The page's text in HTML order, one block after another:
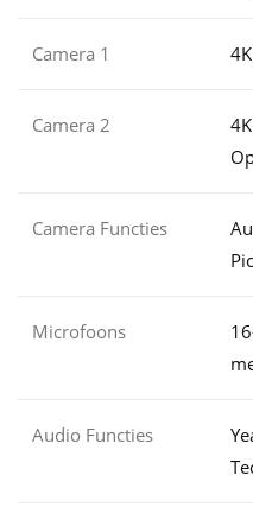
Camera 1
Camera 2
Camera Functies
Microfoons
Audio Functies